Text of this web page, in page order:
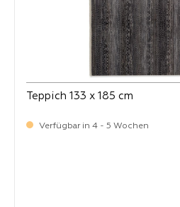
Teppich 133 x 185 cm
Verfügbar in 4 - 5 Wochen